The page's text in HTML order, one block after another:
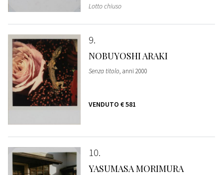
Lotto chiuso
9
NOBUYOSHI ARAKI
Senza titolo, anni 2000
VENDUTO € 581
10
YASUMASA MORIMURA